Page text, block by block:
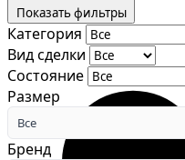
Категория
Вид сделки
Состояние
Размер
Все
Бренд
Показать фильтры